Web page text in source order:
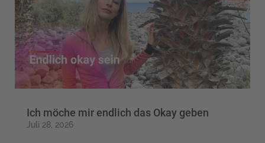
Ich möche mir endlich das Okay geben
Juli 28, 2026